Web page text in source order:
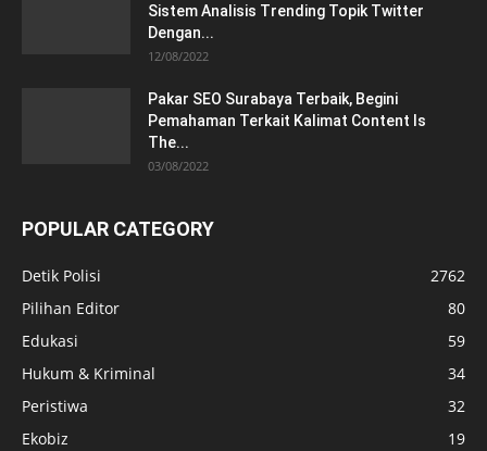
Sistem Analisis Trending Topik Twitter
Dengan...
12/08/2022
Pakar SEO Surabaya Terbaik, Begini
Pemahaman Terkait Kalimat Content Is
The...
03/08/2022
POPULAR CATEGORY
Detik Polisi
2762
Pilihan Editor
80
Edukasi
59
Hukum & Kriminal
34
Peristiwa
32
Ekobiz
19